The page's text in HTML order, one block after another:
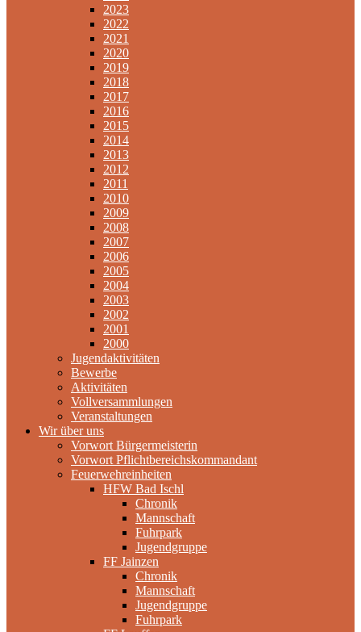
2023
2022
2021
2020
2019
2018
2017
2016
2015
2014
2013
2012
2011
2010
2009
2008
2007
2006
2005
2004
2003
2002
2001
2000
Jugendaktivitäten
Bewerbe
Aktivitäten
Vollversammlungen
Veranstaltungen
Wir über uns
Vorwort Bürgermeisterin
Vorwort Pflichtbereichskommandant
Feuerwehreinheiten
HFW Bad Ischl
Chronik
Mannschaft
Fuhrpark
Jugendgruppe
FF Jainzen
Chronik
Mannschaft
Jugendgruppe
Fuhrpark